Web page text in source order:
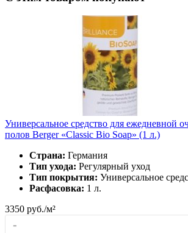
Универсальное средство для ежедневной
полов Berger «Classic Bio Soap» (1 л.)
Страна: Германия
Тип ухода: Регулярный уход
Тип покрытия: Универсальное
Расфасовка: 1 л.
3350 руб./м²
-